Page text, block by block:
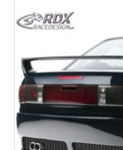
80 B4;
доставка по
Приобрести
позвонив нам, либо
помощью корзины.